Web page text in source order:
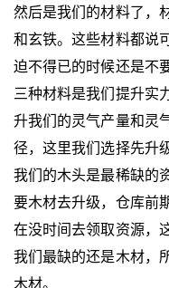
然后是我们的材料了，
和玄铁。这些材料都说
迫不得已的时候还是不
三种材料是我们提升实
升我们的灵气产量和灵
径，这里我们选择先升
我们的木头是最稀缺的
要木材去升级，仓库前
在没时间去领取资源，
我们最缺的还是木材，
木材。